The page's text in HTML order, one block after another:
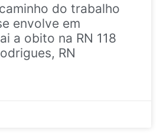
do trabalho
envolve em
a obito na RN 118
RN